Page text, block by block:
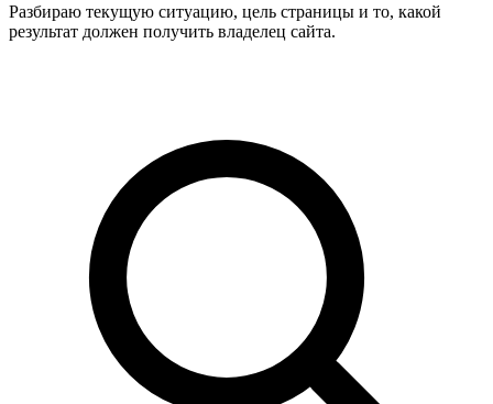
Разбираю текущую ситуацию, цель страницы и то, какой
результат должен получить владелец сайта.